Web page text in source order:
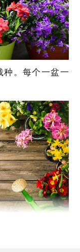
种。每个一盆一